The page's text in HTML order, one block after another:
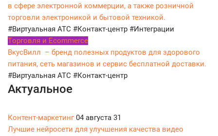
в сфере электронной коммерции, а также розничной
торговли электроникой и бытовой техникой.
#Виртуальная АТС #Контакт-центр #Интеграции
Tорговля и Ecommerce
ВкусВилл – бренд полезных продуктов для здорового
питания, сеть магазинов и сервис бесплатной доставки.
#Виртуальная АТС #Контакт-центр
Актуальное
Контент-маркетинг04 августа 31
Лучшие нейросети для улучшения качества видео